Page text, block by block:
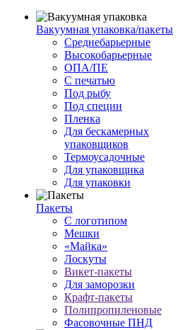
Вакуумная упаковка/пакеты
Среднебарьерные
Высокобарьерные
ОПА/ПЕ
С печатью
Под рыбу
Под специи
Пленка
Для бескамерных
упаковщиков
Термоусадочные
Для упаковщика
Для упаковки
Пакеты
С логотипом
Мешки
«Майка»
Лоскуты
Викет-пакеты
Для заморозки
Крафт-пакеты
Полипропиленовые
Фасовочные ПНД